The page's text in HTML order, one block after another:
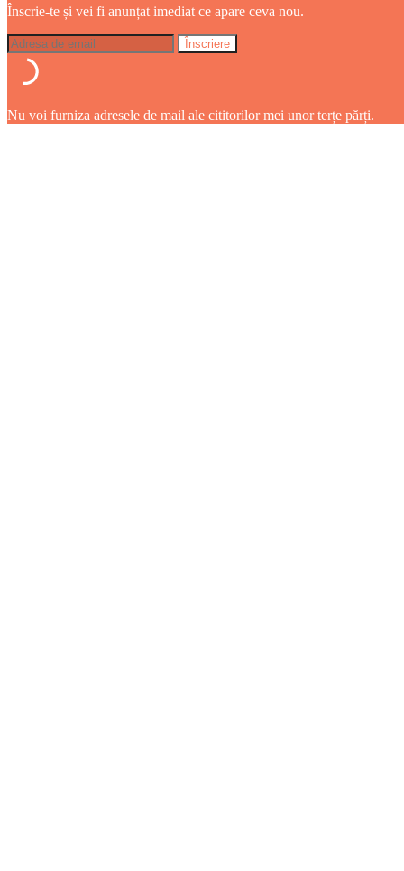
Înscrie-te și vei fi anunțat imediat ce apare ceva nou.
Nu voi furniza adresele de mail ale cititorilor mei unor terțe părți.